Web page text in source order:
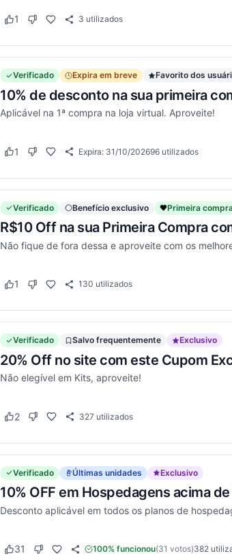
Este cupom funcionou
1 Este cupom não funcionou
3 utilizados
Verificado Expira em breve Favorito dos
10% de desconto na sua primeira
Aplicável na 1ª compra na loja virtual. Aproveite!
Este cupom funcionou
1 Este cupom não funcionou
Expira: 31/10/202696 utilizados
Verificado Benefício exclusivo Primeira
R$10 Off na sua Primeira Compra
Não fique de fora dessa e aproveite com os
Este cupom funcionou
1 Este cupom não funcionou
130 utilizados
Verificado Salvo frequentemente Exclusivo
20% Off no site com este Cupom
Não elegível em Kits, aproveite!
Este cupom funcionou
2 Este cupom não funcionou
327 utilizados
Verificado Últimas unidades Exclusivo
10% OFF em Hospedagens acima
Desconto aplicável em todos os planos de
Este cupom funcionou
31 Este cupom não funcionou
100% funcionou(31 votos)382